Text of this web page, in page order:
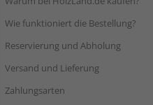
Wie funktioniert die Bestellung?
Reservierung und Abholung
Versand und Lieferung
Zahlungsarten